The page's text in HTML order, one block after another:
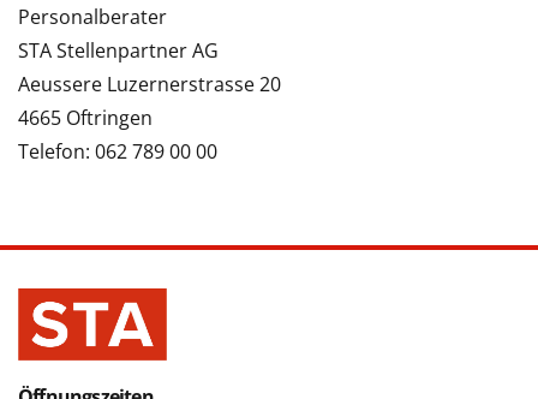
Personalberater
STA Stellenpartner AG
Aeussere Luzernerstrasse 20
4665 Oftringen
Telefon: 062 789 00 00